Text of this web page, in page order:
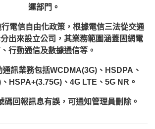
運部門。
電信自由化政策，根據電信三法從交通
出來設立公司，其業務範圍涵蓋固網電
行動通信及數據通信等。
訊業務包括WCDMA(3G)、HSDPA、
HSPA+(3.75G)、4G LTE、5G NR。
碼回報訊息有誤，可通知管理員刪除。